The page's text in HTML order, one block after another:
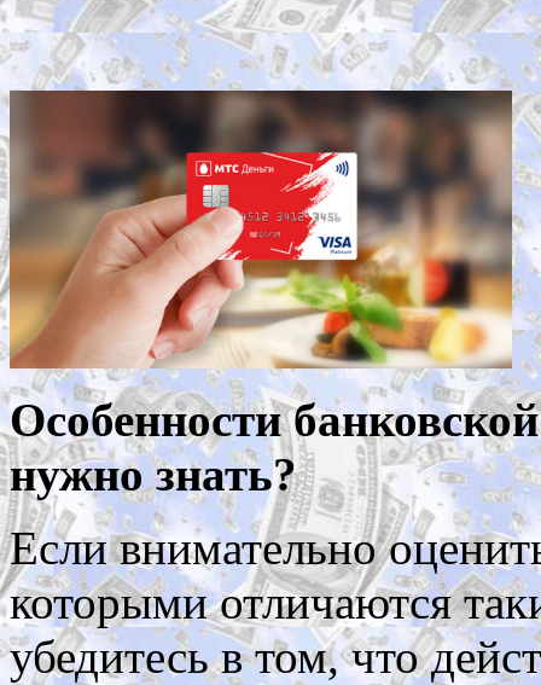
Особенности
нужно знать?
Если внимательно
которыми отличаются
убедитесь в том, что